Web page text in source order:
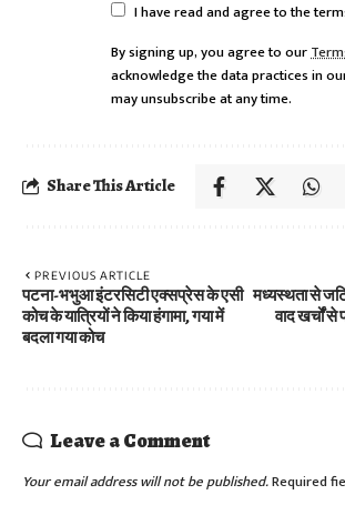
I have read and agree to the
By signing up, you agree to our
acknowledge the data practices in
may unsubscribe at any time.
Share This Article
PREVIOUS ARTICLE
पटना-भभुआ इंटरसिटी एक्सप्रेस के एसी
कोच के यात्रियों ने किया हंगामा, गया में
बदला गया कोच
मध्यस्थता से
वाद खर्चों से
Leave a Comment
Your email address will not be published.Required